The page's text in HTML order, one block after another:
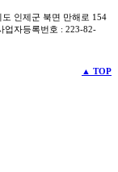
인제군 북면 만해로 154
업자등록번호 : 223-82-
▲ TOP